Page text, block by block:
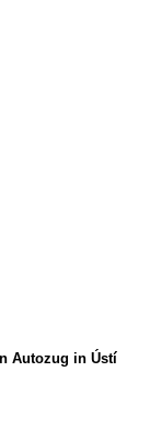
Autozug in Ústí